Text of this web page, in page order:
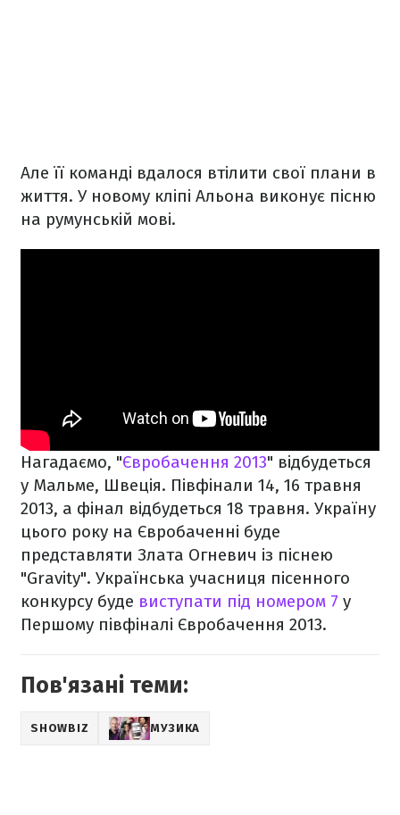
Але її команді вдалося втілити свої плани в
життя. У новому кліпі Альона виконує пісню
на румунській мові.
Нагадаємо, "Євробачення 2013" відбудеться
у Мальме, Швеція. Півфінали 14, 16 травня
2013, а фінал відбудеться 18 травня. Україну
цього року на Євробаченні буде
представляти Злата Огневич із піснею
"Gravity". Українська учасниця пісенного
конкурсу буде виступати під номером 7 у
Першому півфіналі Євробачення 2013.
Пов'язані теми:
SHOWBIZ МУЗИКА